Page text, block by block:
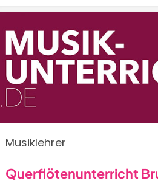
Musiklehrer
Querflötenunterricht